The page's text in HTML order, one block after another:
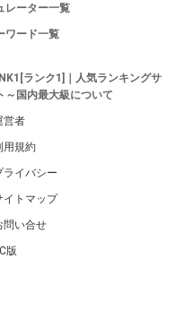
レーター一覧
ワード一覧
ランク1]｜人気ランキングサ
～国内最大級について
営者
用規約
ライバシー
イトマップ
問い合せ
版